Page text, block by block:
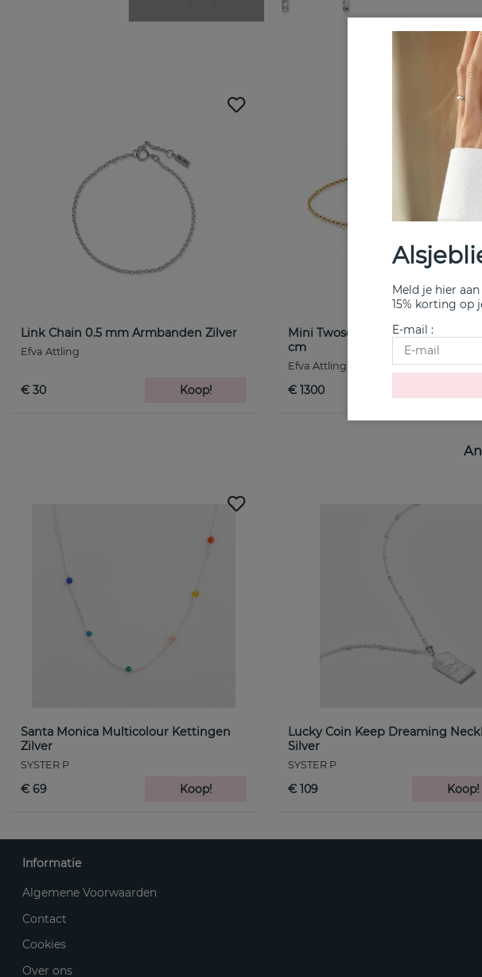
Link Chain 0.5 mm Armbanden Zilver
Efva Attling
€ 30 Koop!
Mini Twosome Armbanden goud
cm
Efva Attling
€ 1300
Santa Monica Multicolour Kettingen
Zilver
SYSTER P
€ 69 Koop!
Lucky Coin Keep Dreaming
Silver
SYSTER P
€ 109 Koop!
Meld je hier
15% korting op
E-mail :
Informatie
Algemene Voorwaarden
Contact
Cookies
Over ons